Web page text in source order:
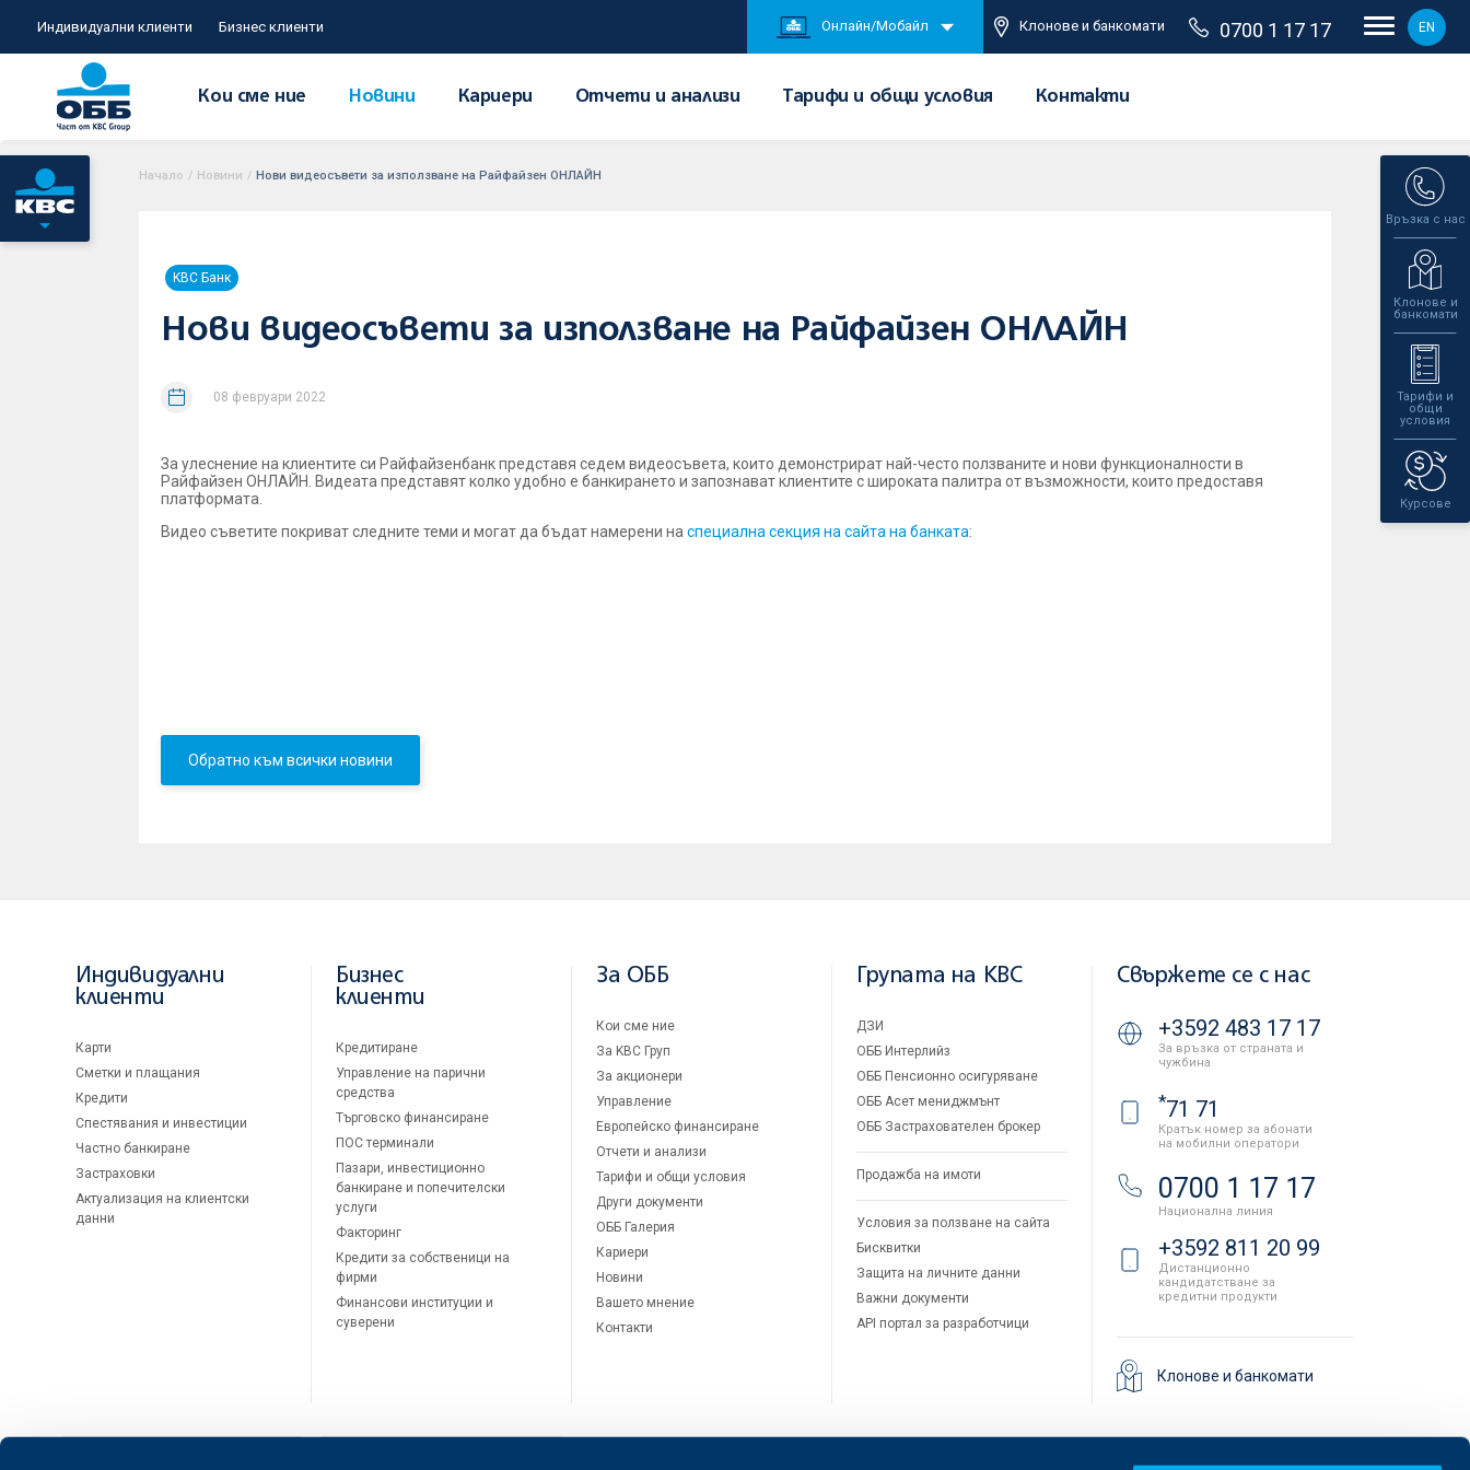
Индивидуални клиенти Бизнес клиенти Онлайн/Мобайл Клонове и банкомати 0700 1 17 17 EN
Кои сме ние Новини Кариери Отчети и анализи Тарифи и общи условия Контакти
Връзка с нас
Клонове и
банкомати
Тарифи и
общи
условия
Курсове
Начало / Новини / Нови видеосъвети за използване на Райфайзен ОНЛАЙН
KBC Банк
Нови видеосъвети за използване на Райфайзен ОНЛАЙН
08 февруари 2022
За улеснение на клиентите си Райфайзенбанк представя седем видеосъвета, които демонстрират най-често ползваните и нови функционалности в
Райфайзен ОНЛАЙН. Видеата представят колко удобно е банкирането и запознават клиентите с широката палитра от възможности, които предоставя
платформата.
Видео съветите покриват следните теми и могат да бъдат намерени на специална секция на сайта на банката:
Обратно към всички новини
Индивидуални
клиенти
Карти
Сметки и плащания
Кредити
Спестявания и инвестиции
Частно банкиране
Застраховки
Актуализация на клиентски
данни
Бизнес
клиенти
Кредитиране
Управление на парични
средства
Търговско финансиране
ПОС терминали
Пазари, инвестиционно
банкиране и попечителски
услуги
Факторинг
Кредити за собственици на
фирми
Финансови институции и
суверени
За ОББ
Кои сме ние
За KBC Груп
За акционери
Управление
Европейско финансиране
Отчети и анализи
Тарифи и общи условия
Други документи
ОББ Галерия
Кариери
Новини
Вашето мнение
Контакти
Групата на KBC
ДЗИ
ОББ Интерлийз
ОББ Пенсионно осигуряване
ОББ Асет мениджмънт
ОББ Застрахователен брокер
Продажба на имоти
Условия за ползване на сайта
Бисквитки
Защита на личните данни
Важни документи
API портал за разработчици
Свържете се с нас
+3592 483 17 17
За връзка от страната и
чужбина
*71 71
Кратък номер за абонати
на мобилни оператори
0700 1 17 17
Национална линия
+3592 811 20 99
Дистанционно
кандидатстване за
кредитни продукти
Клонове и банкомати